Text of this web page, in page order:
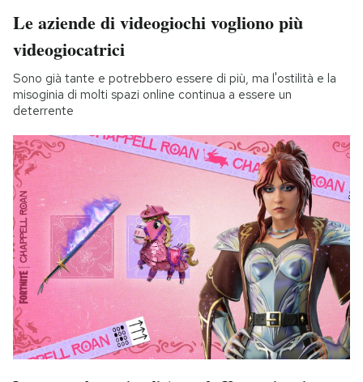
Le aziende di videogiochi vogliono più
videogiocatrici
Sono già tante e potrebbero essere di più, ma l'ostilità e la
misoginia di molti spazi online continua a essere un
deterrente